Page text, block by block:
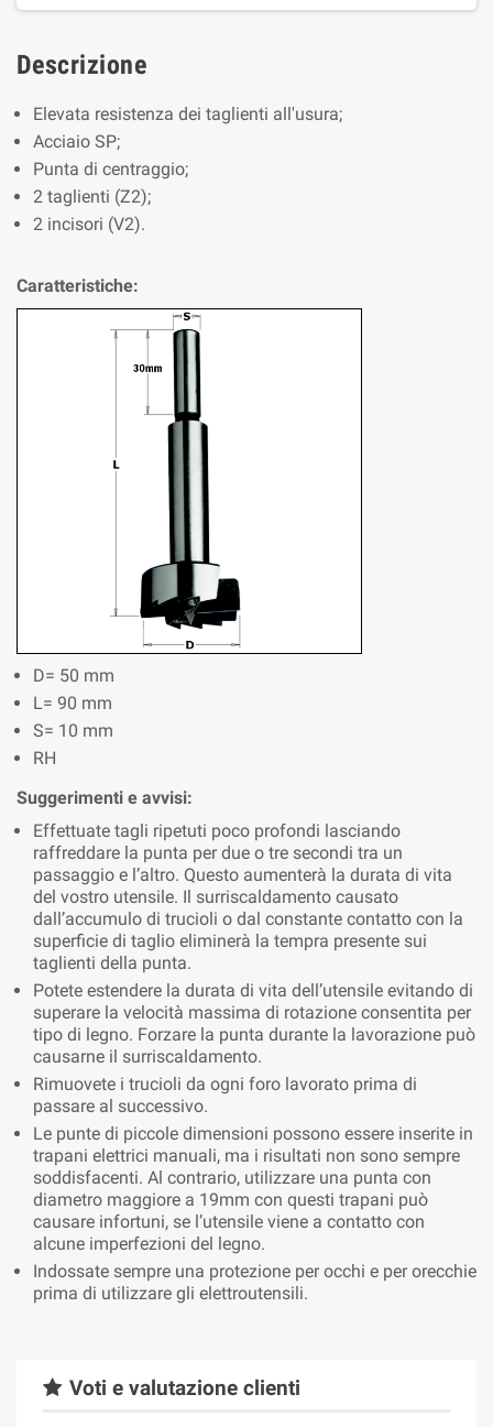
Descrizione
Elevata resistenza dei taglienti all'usura;
Acciaio SP;
Punta di centraggio;
2 taglienti (Z2);
2 incisori (V2).
Caratteristiche:
D= 50 mm
L= 90 mm
S= 10 mm
RH
Suggerimenti e avvisi:
Effettuate tagli ripetuti poco profondi lasciando
raffreddare la punta per due o tre secondi tra un
passaggio e l’altro. Questo aumenterà la durata di vita
del vostro utensile. Il surriscaldamento causato
dall’accumulo di trucioli o dal constante contatto con la
superficie di taglio eliminerà la tempra presente sui
taglienti della punta.
Potete estendere la durata di vita dell’utensile evitando di
superare la velocità massima di rotazione consentita per
tipo di legno. Forzare la punta durante la lavorazione può
causarne il surriscaldamento.
Rimuovete i trucioli da ogni foro lavorato prima di
passare al successivo.
Le punte di piccole dimensioni possono essere inserite in
trapani elettrici manuali, ma i risultati non sono sempre
soddisfacenti. Al contrario, utilizzare una punta con
diametro maggiore a 19mm con questi trapani può
causare infortuni, se l’utensile viene a contatto con
alcune imperfezioni del legno.
Indossate sempre una protezione per occhi e per orecchie
prima di utilizzare gli elettroutensili.
Voti e valutazione clienti